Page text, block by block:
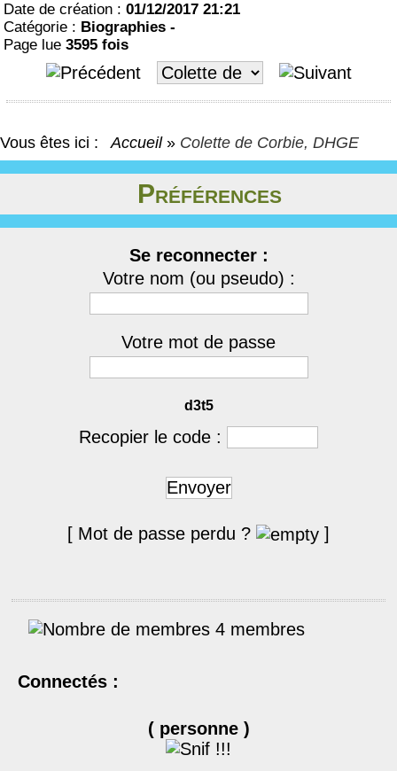
Date de création : 01/12/2017 21:21
Catégorie : Biographies -
Page lue 3595 fois
Vous êtes ici : Accueil » Colette de Corbie, DHGE
Préférences
Se reconnecter :
Votre nom (ou pseudo) :
Votre mot de passe
d3t5
Recopier le code :
Envoyer
[ Mot de passe perdu ? ]
4 membres
Connectés :
( personne )